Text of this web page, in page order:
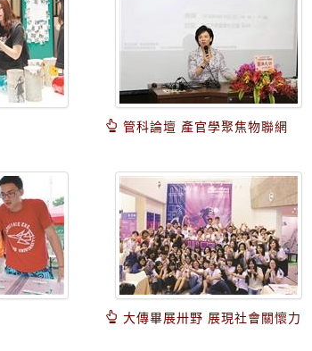
管科論壇 產官學聚焦物聯網
大傳畢展卅野 展現社會關懷力